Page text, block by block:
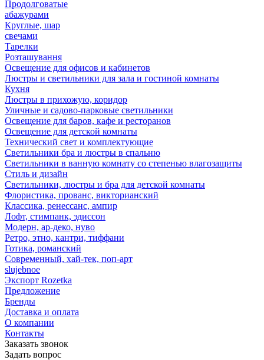
Продолговатые
абажурами
Круглые, шар
свечами
Тарелки
Розташування
Освещение для офисов и кабинетов
Люстры и светильники для зала и гостиной комнаты
Кухня
Люстры в прихожую, коридор
Уличные и садово-парковые светильники
Освещение для баров, кафе и ресторанов
Освещение для детской комнаты
Технический свет и комплектующие
Светильники бра и люстры в спальню
Светильники в ванную комнату со степенью влагозащиты
Стиль и дизайн
Светильники, люстры и бра для детской комнаты
Флористика, прованс, викторианский
Классика, ренессанс, ампир
Лофт, стимпанк, эдиссон
Модерн, ар-деко, нуво
Ретро, этно, кантри, тиффани
Готика, романский
Современный, хай-тек, поп-арт
slujebnoe
Экспорт Rozetka
Предложение
Бренды
Доставка и оплата
О компании
Контакты
Заказать звонок
Задать вопрос